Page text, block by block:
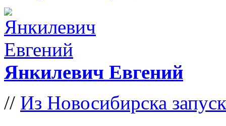
Янкилевич Евгений
// Из Новосибирска